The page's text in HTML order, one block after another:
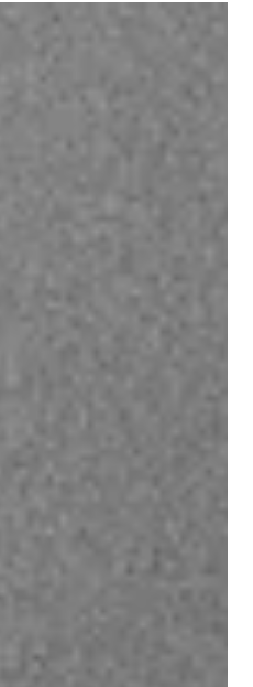
für Immobilienmakler
Sie haben.